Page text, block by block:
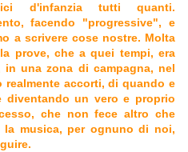
d'infanzia tutti quanti.
facendo "progressive", e
a scrivere cose nostre. Molta
prove, che a quei tempi, era
una zona di campagna, nel
realmente accorti, di quando e
un vero e proprio
che non fece altro che
la musica, per ognuno di noi,